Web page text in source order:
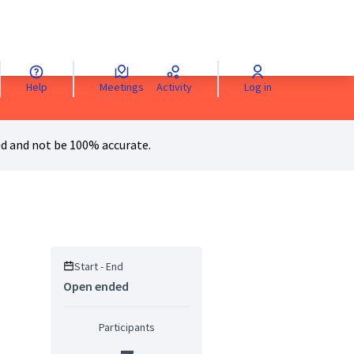
Sprache wählenChoisir la langue Scegli la lingua
Help Meetings Activity Log in
not be 100% accurate.
Start - End
Open ended
Participants